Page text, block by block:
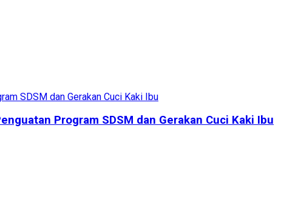
Program SDSM dan Gerakan Cuci Kaki Ibu